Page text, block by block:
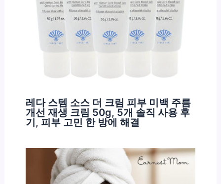
레다 스템 소스 더 크림 피부 미백 주름
개선 재생 크림 50g, 5개 솔직 사용 후
기, 피부 고민 한 방에 해결